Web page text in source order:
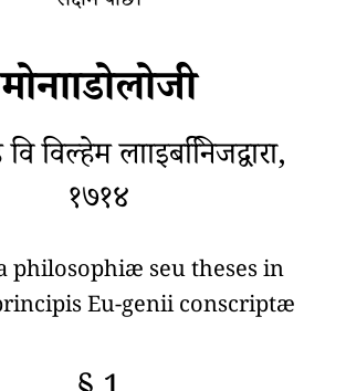
मोनााडोलोजी
विल्हेम लााइबनििजद्वारा,
१७१४
philosophiæ seu theses in
Eu-genii conscriptæ